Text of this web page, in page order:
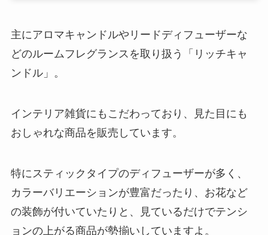
主にアロマキャンドルやリードディフューザーな
どのルームフレグランスを取り扱う「リッチキャ
ンドル」。
インテリア雑貨にもこだわっており、見た目にも
おしゃれな商品を販売しています。
特にスティックタイプのディフューザーが多く、
カラーバリエーションが豊富だったり、お花など
の装飾が付いていたりと、見ているだけでテンシ
ョンの上がる商品が勢揃いしていますよ。